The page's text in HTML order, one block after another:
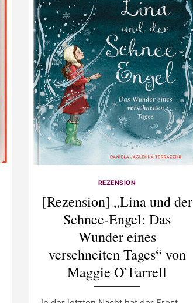
REZENSION
[Rezension] „Lina und der
Schnee-Engel: Das
Wunder eines
verschneiten Tages“ von
Maggie O`Farrell